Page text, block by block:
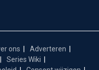
ons
Adverteren
Series Wiki